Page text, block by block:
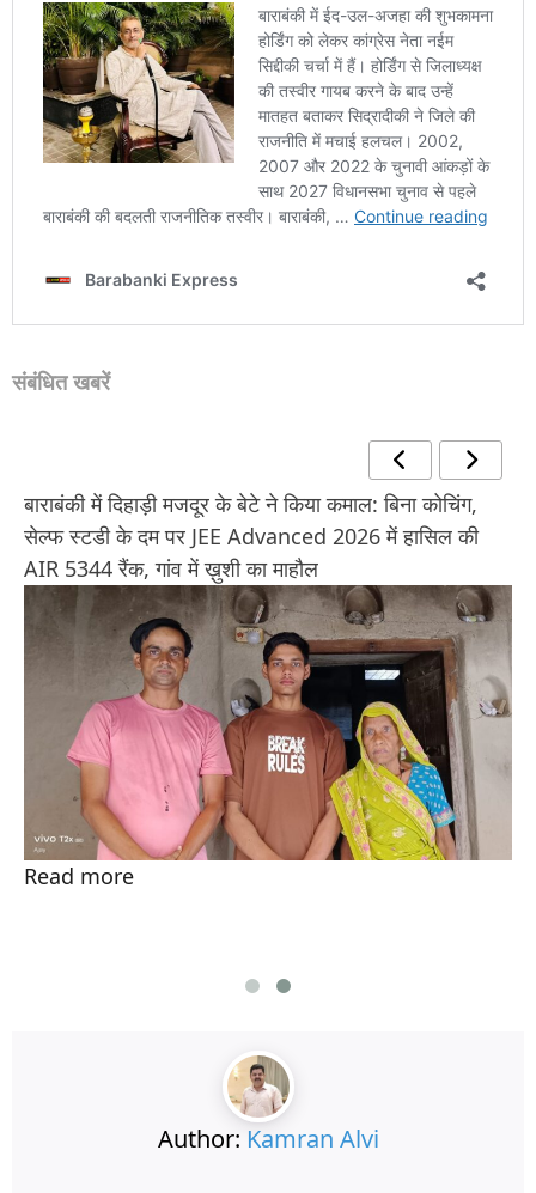
संबंधित खबरें
बाराबंकी में दिहाड़ी मजदूर के बेटे ने किया कमाल: बिना कोचिंग,
सेल्फ स्टडी के दम पर JEE Advanced 2026 में हासिल की
AIR 5344 रैंक, गांव में ख़ुशी का माहौल
Read more
Author: Kamran Alvi